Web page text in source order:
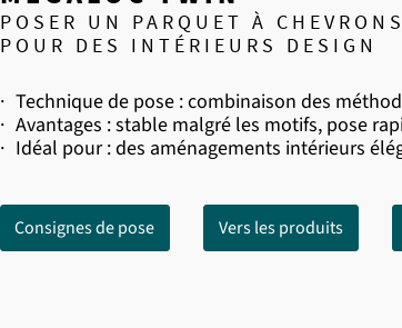
POSER UN PARQUET À
POUR DES INTÉRIEURS DESIGN
· Technique de pose : combinaison des
· Avantages : stable malgré les motifs, pose
· Idéal pour : des aménagements intérieurs
Consignes de pose Vers les produits